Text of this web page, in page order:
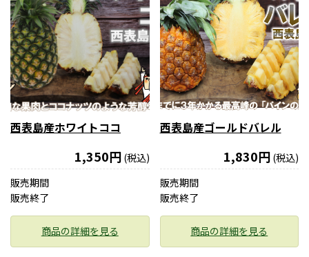
西表島産ホワイトココ
1,350円 (税込)
販売期間
販売終了
商品の詳細を見る
西表島産ゴールドバレル
1,830円 (税込)
販売期間
販売終了
商品の詳細を見る